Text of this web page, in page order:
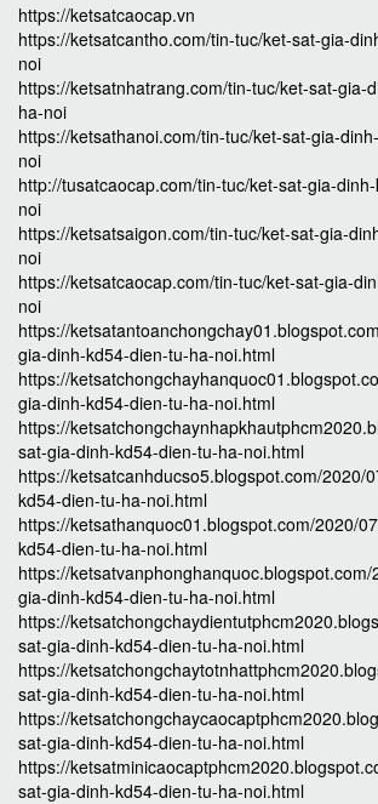
https://ketsatcaocap.vn
https://ketsatcantho.com/tin-tuc/ket-sat-gia-
noi
https://ketsatnhatrang.com/tin-tuc/ket-sat-gia-
ha-noi
https://ketsathanoi.com/tin-tuc/ket-sat-gia-
noi
http://tusatcaocap.com/tin-tuc/ket-sat-gia-
noi
https://ketsatsaigon.com/tin-tuc/ket-sat-gia-
noi
https://ketsatcaocap.com/tin-tuc/ket-sat-gia-
noi
https://
gia-dinh-kd54-dien-tu-ha-noi.html
https://
gia-dinh-kd54-dien-tu-ha-noi.html
https://
sat-gia-dinh-kd54-dien-tu-ha-noi.html
https://ketsatcanhducso5.blogspot.com/2020/
kd54-dien-tu-ha-noi.html
https://ketsathanquoc01.blogspot.com/2020/
kd54-dien-tu-ha-noi.html
https://
gia-dinh-kd54-dien-tu-ha-noi.html
https://
sat-gia-dinh-kd54-dien-tu-ha-noi.html
https://
sat-gia-dinh-kd54-dien-tu-ha-noi.html
https://
sat-gia-dinh-kd54-dien-tu-ha-noi.html
https://
sat-gia-dinh-kd54-dien-tu-ha-noi.html